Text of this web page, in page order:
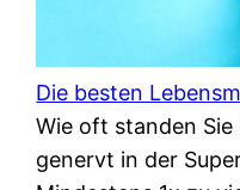
Die besten
Wie oft standen
genervt in der